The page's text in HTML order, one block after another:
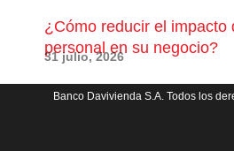
¿Cómo reducir el impacto
personal en su negocio?
31 julio, 2026
Banco Davivienda S.A. Todos los